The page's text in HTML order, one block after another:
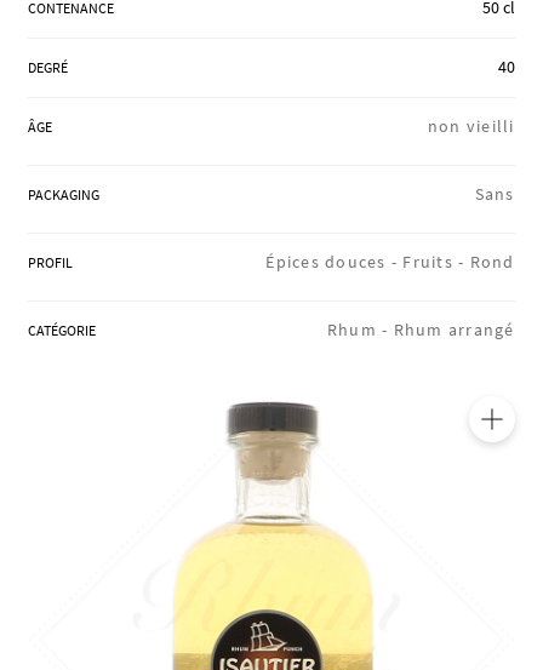
RÉGIONS
COFFRETS & CADEAUX
CONTENANCE 50 cl
DEGRÉ 40
ÂGE non vieilli
PACKAGING Sans
PROFIL Épices douces - Fruits - Rond
CATÉGORIE Rhum - Rhum arrangé